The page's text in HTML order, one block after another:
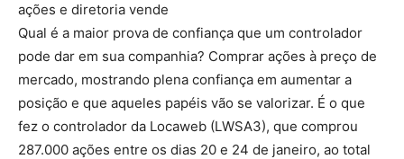
ações e diretoria vende
Qual é a maior prova de confiança que um controlador
pode dar em sua companhia? Comprar ações à preço de
mercado, mostrando plena confiança em aumentar a
posição e que aqueles papéis vão se valorizar. É o que
fez o controlador da Locaweb (LWSA3), que comprou
287.000 ações entre os dias 20 e 24 de janeiro, ao total